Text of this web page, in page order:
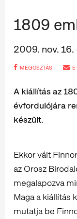
1809
2009. nov.
MEGOSZTÁS
A kiállítás az
évfordulójára
készült.
Ekkor vált
az Orosz
megalapozva
Maga a kiállítás
mutatja be